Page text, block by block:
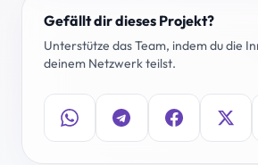
Gefällt dir dieses Projekt?
Unterstütze das Team, indem du die
deinem Netzwerk teilst.